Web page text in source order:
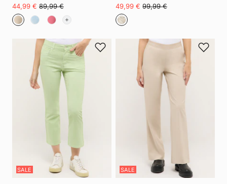
44,99 € 89,99 € 49,99 € 99,99 €
SALE SALE